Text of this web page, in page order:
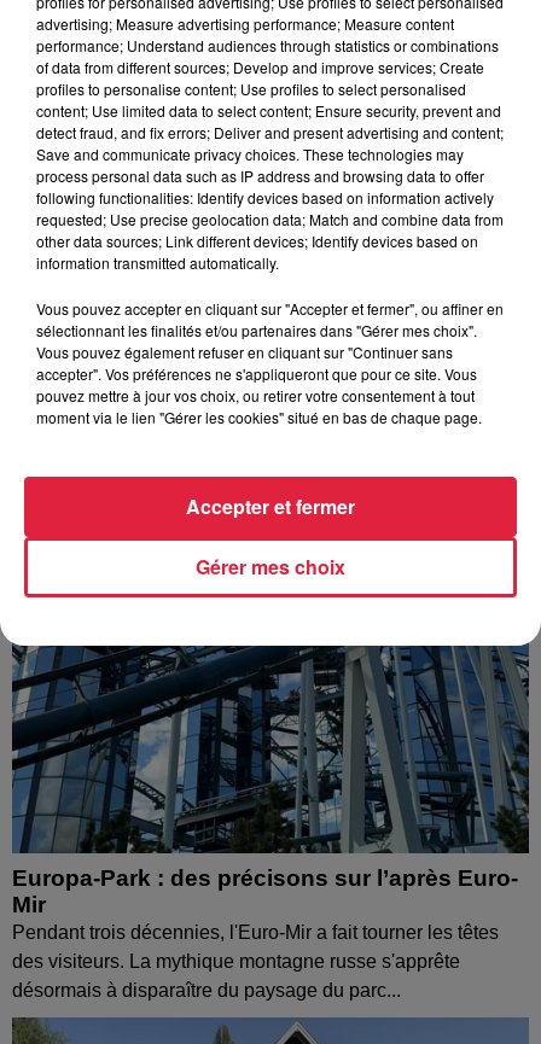
4 août 2026
Vélos d'occasion en Alsace : les
meilleures adresses pour rouler à...
4 août 2026
Bischheim : disparition d’une
adolescente de 16 ans
À découvrir également
Europa-Park : des précisons sur l’après Euro-
Mir
Pendant trois décennies, l'Euro-Mir a fait tourner les têtes
des visiteurs. La mythique montagne russe s'apprête
désormais à disparaître du paysage du parc...
advertising; Measure advertising performance; Measure content
performance; Understand audiences through statistics or combinations
of data from different sources; Develop and improve services; Create
profiles to personalise content; Use profiles to select personalised
content; Use limited data to select content; Ensure security, prevent and
detect fraud, and fix errors; Deliver and present advertising and content;
Save and communicate privacy choices. These technologies may
process personal data such as IP address and browsing data to offer
following functionalities: Identify devices based on information actively
requested; Use precise geolocation data; Match and combine data from
other data sources; Link different devices; Identify devices based on
information transmitted automatically.
Vous pouvez accepter en cliquant sur "Accepter et fermer", ou affiner en
sélectionnant les finalités et/ou partenaires dans "Gérer mes choix".
Vous pouvez également refuser en cliquant sur "Continuer sans
accepter". Vos préférences ne s'appliqueront que pour ce site. Vous
pouvez mettre à jour vos choix, ou retirer votre consentement à tout
moment via le lien "Gérer les cookies" situé en bas de chaque page.
Gérer mes choix
Accepter et fermer